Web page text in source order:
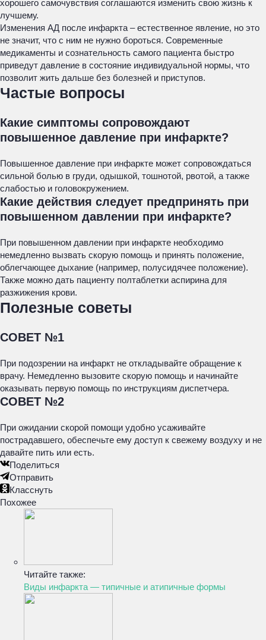
хорошего самочувствия соглашаются изменить свою жизнь к
лучшему.
Изменения АД после инфаркта – естественное явление, но это
не значит, что с ним не нужно бороться. Современные
медикаменты и сознательность самого пациента быстро
приведут давление в состояние индивидуальной нормы, что
позволит жить дальше без болезней и приступов.
Частые вопросы
Какие симптомы сопровождают
повышенное давление при инфаркте?
Повышенное давление при инфаркте может сопровождаться
сильной болью в груди, одышкой, тошнотой, рвотой, а также
слабостью и головокружением.
Какие действия следует предпринять при
повышенном давлении при инфаркте?
При повышенном давлении при инфаркте необходимо
немедленно вызвать скорую помощь и принять положение,
облегчающее дыхание (например, полусидячее положение).
Также можно дать пациенту полтаблетки аспирина для
разжижения крови.
Полезные советы
СОВЕТ №1
При подозрении на инфаркт не откладывайте обращение к
врачу. Немедленно вызовите скорую помощь и начинайте
оказывать первую помощь по инструкциям диспетчера.
СОВЕТ №2
При ожидании скорой помощи удобно усаживайте
пострадавшего, обеспечьте ему доступ к свежему воздуху и не
давайте пить или есть.
Поделиться
Отправить
Класснуть
Похожее
Читайте также:
Виды инфаркта — типичные и атипичные формы